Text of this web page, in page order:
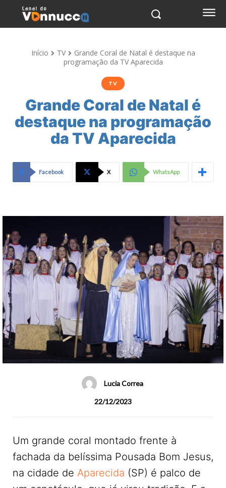
Início TV
Grande Coral de Natal é destaque na
programação da TV Aparecida
TV
Grande Coral de Natal é
destaque na programação
da TV Aparecida
Facebook X WhatsApp
Lucia Correa
22/12/2023
Um grande coral montado frente à
fachada da belíssima Pousada Bom Jesus,
na cidade de Aparecida (SP) é palco de